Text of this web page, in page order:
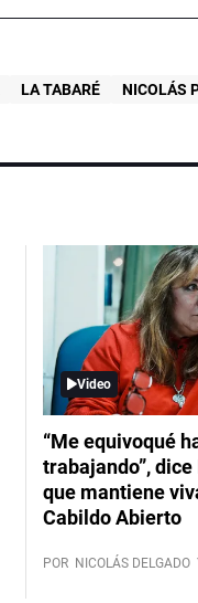
LA TABARÉ NICOLÁS
Video
“Me equivoqué
trabajando”,
que mantiene
Cabildo Abierto
POR NICOLÁS DELGADO